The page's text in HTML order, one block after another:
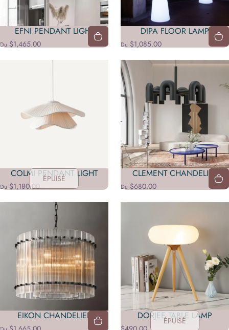
EFNI PENDANT LIGHT
Du $1,465.00
DIPA FLOOR LAMP
Du $1,085.00
ÉPUISÉ
COLMI PENDANT LIGHT
Du $1,180.00
CLEMENT CHANDELIER
Du $680.00
EIKON CHANDELIER ÉPUISÉ
DORJEE TABLE LAMP